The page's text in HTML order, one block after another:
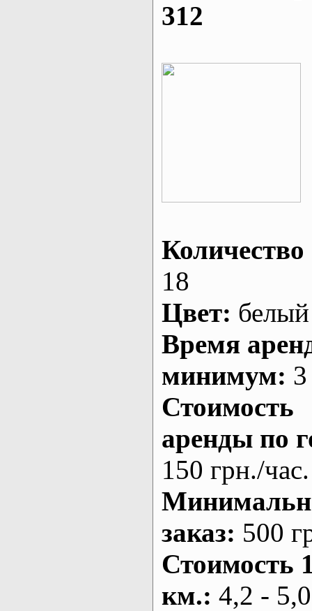
312
Количество
18
Цвет: белый
Время
минимум:
Стоимость
аренды по
150 грн./час.
заказ: 500
Стоимость
км.: 4,2 -